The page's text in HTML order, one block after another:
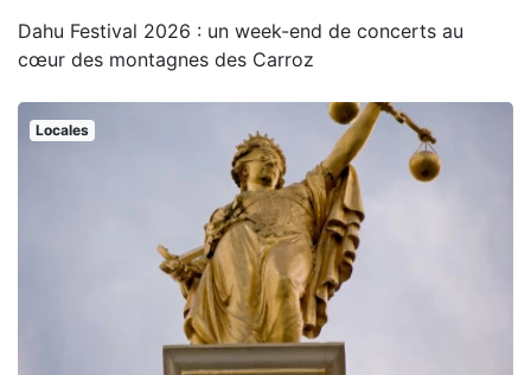
Dahu Festival 2026 : un week-end de concerts au
cœur des montagnes des Carroz
Locales